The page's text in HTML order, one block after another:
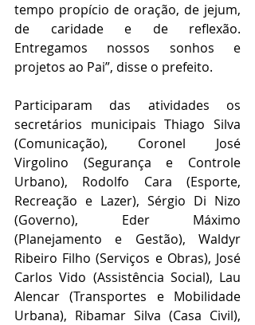
tempo propício de oração, de jejum,
de caridade e de reflexão.
Entregamos nossos sonhos e
projetos ao Pai”, disse o prefeito.
Participaram das atividades os
secretários municipais Thiago Silva
(Comunicação), Coronel José
Virgolino (Segurança e Controle
Urbano), Rodolfo Cara (Esporte,
Recreação e Lazer), Sérgio Di Nizo
(Governo), Eder Máximo
(Planejamento e Gestão), Waldyr
Ribeiro Filho (Serviços e Obras), José
Carlos Vido (Assistência Social), Lau
Alencar (Transportes e Mobilidade
Urbana), Ribamar Silva (Casa Civil),